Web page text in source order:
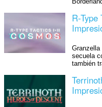
R-
secuela
también